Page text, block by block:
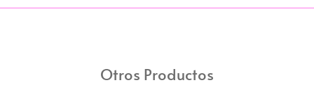
Otros Productos